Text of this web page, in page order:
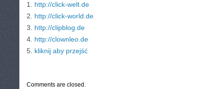
1. http://click-welt.de
2. http://click-world.de
3. http://clipblog.de
4. http://clownleo.de
5. kliknij aby przejść
Comments are closed.